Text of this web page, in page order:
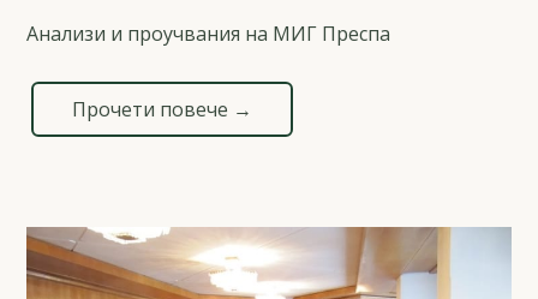
Анализи и проучвания на МИГ Преспа
Прочети повече →